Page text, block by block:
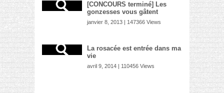
[CONCOURS terminé] Les
gonzesses vous gâtent
janvier 8, 2013 | 147366 Views
La rosacée est entrée dans ma
vie
avril 9, 2014 | 110456 Views